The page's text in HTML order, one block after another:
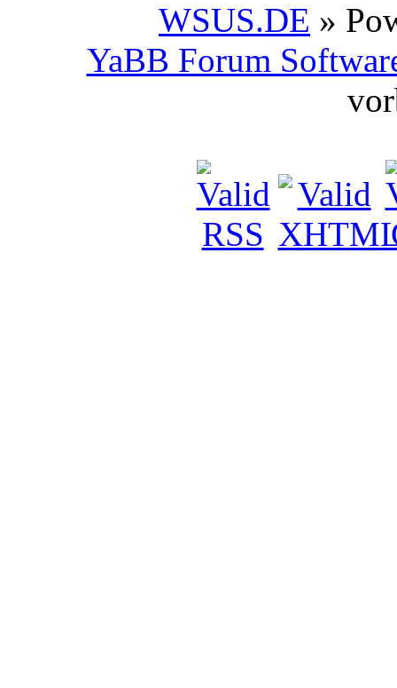
WSUS.DE »
YaBB Forum